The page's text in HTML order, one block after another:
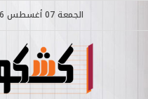
الجمعة 07 أغسطس 2026 الموافق 24 صفر 1448